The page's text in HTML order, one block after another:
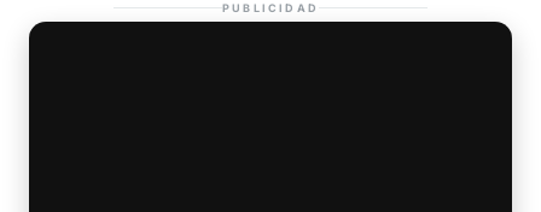
PUBLICIDAD